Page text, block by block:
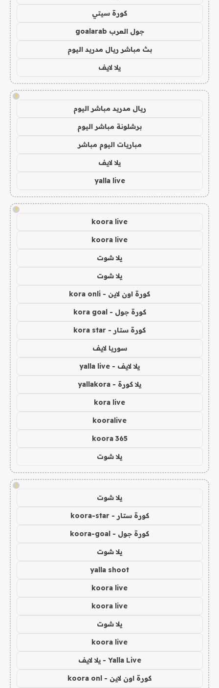
كورة سيتي
جول العرب goalarab
بث مباشر ريال مدريد اليوم
يلا لايف
!
ريال مدريد مباشر اليوم
برشلونة مباشر اليوم
مباريات اليوم مباشر
يلا لايف
yalla live
!
koora live
koora live
يلا شوت
يلا شوت
كورة اون لاين - kora onli
كورة جول - kora goal
كورة ستار - kora star
سوريا لايف
يلا لايف - yalla live
يلا كورة - yallakora
kora live
kooralive
koora 365
يلا شوت
!
يلا شوت
كورة ستار - koora-star
كورة جول - koora-goal
يلا شوت
yalla shoot
koora live
koora live
يلا شوت
koora live
Yalla Live - يلا لايف
كورة اون لاين - koora onl